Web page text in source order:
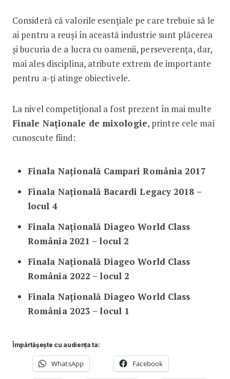
Consideră că valorile esențiale pe care trebuie să le
ai pentru a reuși în această industrie sunt plăcerea
și bucuria de a lucra cu oamenii, perseverența, dar,
mai ales disciplina, atribute extrem de importante
pentru a-ți atinge obiectivele.
La nivel competițional a fost prezent în mai multe
Finale Naționale de mixologie, printre cele mai
cunoscute fiind:
Finala Națională Campari România 2017
Finala Națională Bacardi Legacy 2018 –
locul 4
Finala Națională Diageo World Class
România 2021 – locul 2
Finala Națională Diageo World Class
România 2022 – locul 2
Finala Națională Diageo World Class
România 2023 – locul 1
Împărtășește cu audiența ta:
WhatsApp Facebook